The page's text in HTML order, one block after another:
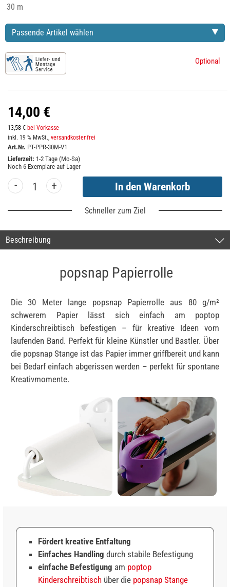
Passende Artikel wählen
Optional
14,00 €
13,58 € bei Vorkasse
inkl. 19 % MwSt., versandkostenfrei
Art.Nr. PT-PPR-30M-V1
Lieferzeit: 1-2 Tage (Mo-Sa)
Noch 6 Exemplare auf Lager
- +
Schneller zum Ziel
Beschreibung
popsnap Papierrolle
Die 30 Meter lange popsnap Papierrolle aus 80 g/m²
schwerem Papier lässt sich einfach am poptop
Kinderschreibtisch befestigen – für kreative Ideen vom
laufenden Band. Perfekt für kleine Künstler und Bastler. Über
die popsnap Stange ist das Papier immer griffbereit und kann
bei Bedarf einfach abgerissen werden – perfekt für spontane
Kreativmomente.
Fördert kreative Entfaltung
Einfaches Handling durch stabile Befestigung
einfache Befestigung am poptop
Kinderschreibtisch über die popsnap Stange